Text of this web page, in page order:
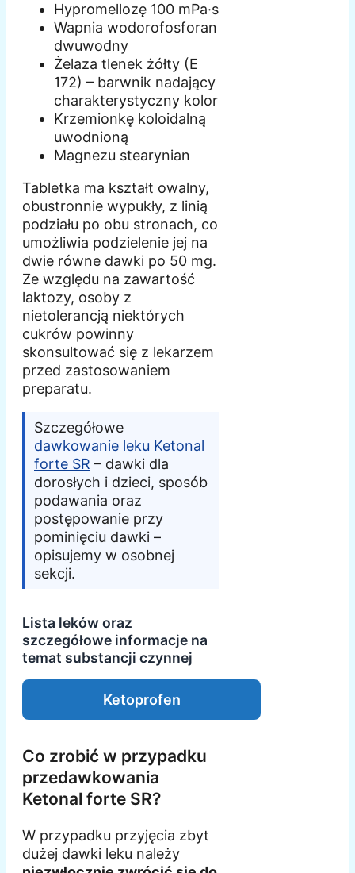
Hypromellozę 100 mPa·s
Wapnia wodorofosforan
dwuwodny
Żelaza tlenek żółty (E
172) – barwnik nadający
charakterystyczny kolor
Krzemionkę koloidalną
uwodnioną
Magnezu stearynian
Tabletka ma kształt owalny,
obustronnie wypukły, z linią
podziału po obu stronach, co
umożliwia podzielenie jej na
dwie równe dawki po 50 mg.
Ze względu na zawartość
laktozy, osoby z
nietolerancją niektórych
cukrów powinny
skonsultować się z lekarzem
przed zastosowaniem
preparatu.
Szczegółowe
dawkowanie leku Ketonal
forte SR – dawki dla
dorosłych i dzieci, sposób
podawania oraz
postępowanie przy
pominięciu dawki –
opisujemy w osobnej
sekcji.
Lista leków oraz
szczegółowe informacje na
temat substancji czynnej
Ketoprofen
Co zrobić w przypadku
przedawkowania
Ketonal forte SR?
W przypadku przyjęcia zbyt
dużej dawki leku należy